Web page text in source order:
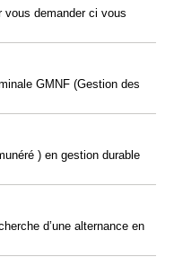
vous demander ci vous
GMNF (Gestion des
) en gestion durable
d’une alternance en